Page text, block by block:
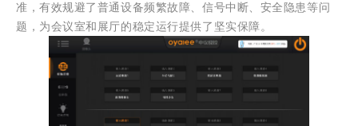
准，有效规避了普通设备频繁故障、信号中断、安全隐患等问
题，为会议室和展厅的稳定运行提供了坚实保障。